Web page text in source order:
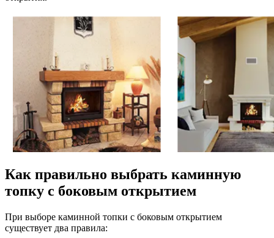
Как правильно выбрать каминную
топку с боковым открытием
При выборе каминной топки с боковым открытием
существует два правила: